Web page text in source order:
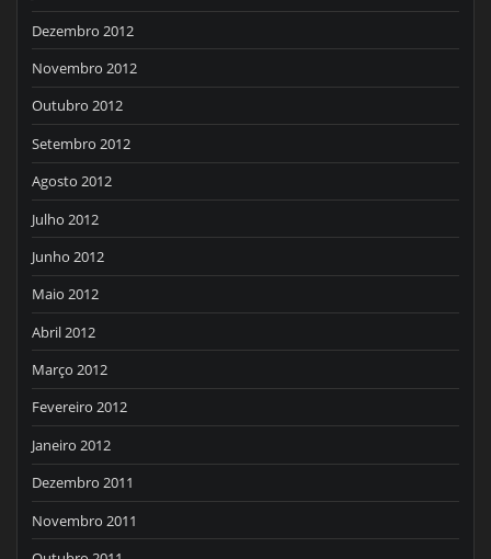
Dezembro 2012
Novembro 2012
Outubro 2012
Setembro 2012
Agosto 2012
Julho 2012
Junho 2012
Maio 2012
Abril 2012
Março 2012
Fevereiro 2012
Janeiro 2012
Dezembro 2011
Novembro 2011